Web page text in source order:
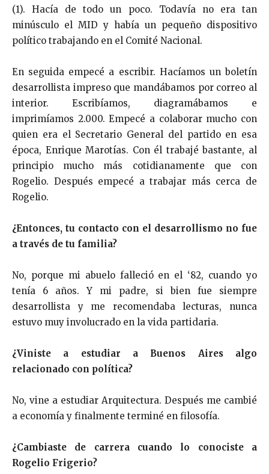
(1). Hacía de todo un poco. Todavía no era tan
minúsculo el MID y había un pequeño dispositivo
político trabajando en el Comité Nacional.
En seguida empecé a escribir. Hacíamos un boletín
desarrollista impreso que mandábamos por correo al
interior. Escribíamos, diagramábamos e
imprimíamos 2.000. Empecé a colaborar mucho con
quien era el Secretario General del partido en esa
época, Enrique Marotías. Con él trabajé bastante, al
principio mucho más cotidianamente que con
Rogelio. Después empecé a trabajar más cerca de
Rogelio.
¿Entonces, tu contacto con el desarrollismo no fue
a través de tu familia?
No, porque mi abuelo falleció en el ‘82, cuando yo
tenía 6 años. Y mi padre, si bien fue siempre
desarrollista y me recomendaba lecturas, nunca
estuvo muy involucrado en la vida partidaria.
¿Viniste a estudiar a Buenos Aires algo
relacionado con política?
No, vine a estudiar Arquitectura. Después me cambié
a economía y finalmente terminé en filosofía.
¿Cambiaste de carrera cuando lo conociste a
Rogelio Frigerio?